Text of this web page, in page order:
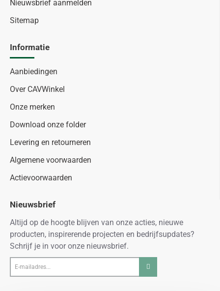
Nieuwsbrief aanmelden
Sitemap
Informatie
Aanbiedingen
Over CAVWinkel
Onze merken
Download onze folder
Levering en retourneren
Algemene voorwaarden
Actievoorwaarden
Nieuwsbrief
Altijd op de hoogte blijven van onze acties, nieuwe
producten, inspirerende projecten en bedrijfsupdates?
Schrijf je in voor onze nieuwsbrief.
mailadres...